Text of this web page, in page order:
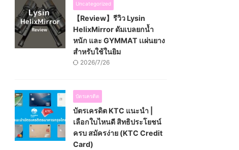
Uncategorized
【Review】รีวิว Lysin
HelixMirror ดัมเบลยกน้ำ
หนัก และ GYMMAT เเผ่นยาง
สำหรับใช้ในยิม
2026/7/26
บัตรเครดิต
บัตรเครดิต KTC แนะนำ |
เลือกใบไหนดี สิทธิประโยชน์
ครบ สมัครง่าย (KTC Credit
Card)